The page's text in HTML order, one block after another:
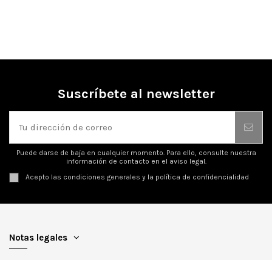
Suscríbete al newsletter
Puede darse de baja en cualquier momento. Para ello, consulte nuestra
información de contacto en el aviso legal.
Acepto las condiciones generales y la política de confidencialidad
Notas legales